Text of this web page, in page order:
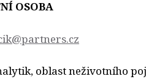
OSOBA
oblast neživotního